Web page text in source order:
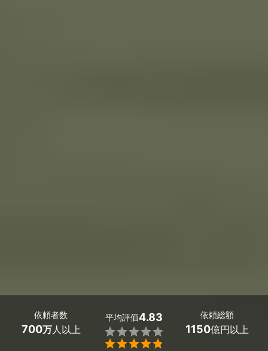
依頼者数
700万人以上
平均評価4.83


依頼総額
1150億円以上